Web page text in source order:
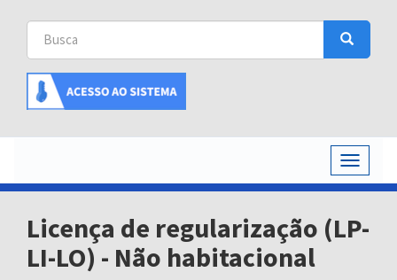
Buscar
Busca
Busca
Toggle
Licença de regularização (LP-
LI-LO) - Não habitacional